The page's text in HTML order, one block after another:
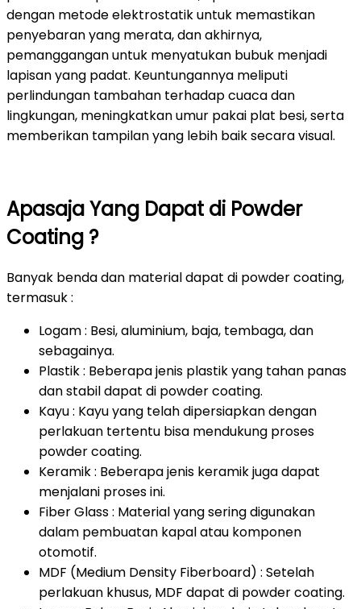
dengan metode elektrostatik untuk memastikan
penyebaran yang merata, dan akhirnya,
pemanggangan untuk menyatukan bubuk menjadi
lapisan yang padat. Keuntungannya meliputi
perlindungan tambahan terhadap cuaca dan
lingkungan, meningkatkan umur pakai plat besi, serta
memberikan tampilan yang lebih baik secara visual.
Apasaja Yang Dapat di Powder
Coating ?
Banyak benda dan material dapat di powder coating,
termasuk :
Logam : Besi, aluminium, baja, tembaga, dan
sebagainya.
Plastik : Beberapa jenis plastik yang tahan panas
dan stabil dapat di powder coating.
Kayu : Kayu yang telah dipersiapkan dengan
perlakuan tertentu bisa mendukung proses
powder coating.
Keramik : Beberapa jenis keramik juga dapat
menjalani proses ini.
Fiber Glass : Material yang sering digunakan
dalam pembuatan kapal atau komponen
otomotif.
MDF (Medium Density Fiberboard) : Setelah
perlakuan khusus, MDF dapat di powder coating.